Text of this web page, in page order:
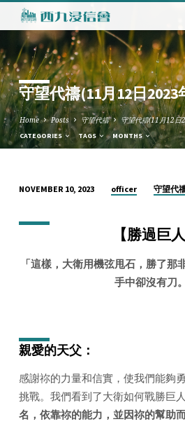
守望代禱(11月12日2023
Home Posts 守望代禱 守望代禱(11月12日
CATEGORIES TAGS MONTHS
望
禱
(11
2023
年)
NOVEMBER 10, 2023 officer 守望代
【勝過巨人
「這樣，大衛用機弦甩石，勝了那
手中卻沒有刀。
親愛的天父：
感謝祢的力量和信實，使我們能夠
挑戰。我們看到了大衛如何戰勝巨人
名，依靠祢的能力，並因祢的幫助